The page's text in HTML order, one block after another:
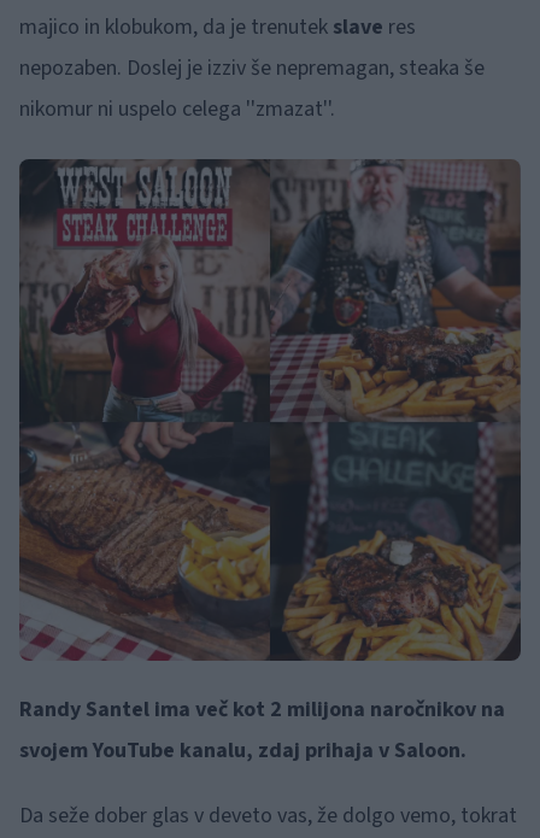
majico in klobukom, da je trenutek slave res
nepozaben. Doslej je izziv še nepremagan, steaka še
nikomur ni uspelo celega ''zmazat''.
Randy Santel ima več kot 2 milijona naročnikov na
svojem YouTube kanalu, zdaj prihaja v Saloon.
Da seže dober glas v deveto vas, že dolgo vemo, tokrat